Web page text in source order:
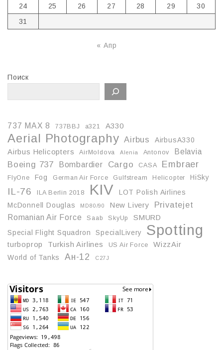
24
25 26 27 28 29
30
31
« Апр
Поиск
737 MAX 8 737BBJ a321 A330
Aerial Photography Airbus
AirbusA330
Airbus Helicopters
AirMoldova Alenia Antonov Belavia
Boeing 737 Bombardier Cargo CASA Embraer
FlyOne Fog German Air Force Gulfstream Helicopter HiSky
IL-76 ILA Berlin 2018 KIV
LOT Polish Airlines
McDonnell Douglas
MD80/90 New Livery Privatejet
Romanian Air Force Saab SkyUp
SMURD
Special Flight Squadron
SpecialLivery Spotting
turboprop Turkish Airlines US Air Force
WizzAir
World of Tanks
Ан-12 С27J